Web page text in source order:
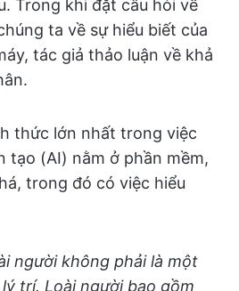
Trong khi đặt câu hỏi về
ta về sự hiểu biết của
tác giả thảo luận về khả
thức lớn nhất trong việc
tạo (AI) nằm ở phần mềm,
trong đó có việc hiểu
người không phải là một
trí. Loài người bao gồm